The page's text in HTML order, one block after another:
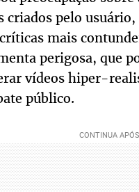
criados pelo
mais
perigosa, que
vídeos hiper-
público.